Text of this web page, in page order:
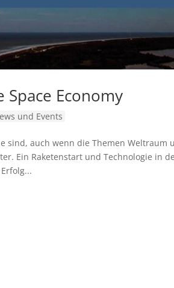
Economy
und Events
sind, auch wenn die Themen
Ein Raketenstart und Technologie in